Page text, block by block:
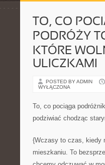
TO, CO
PODRÓŻY
KTÓRE
ULICZKAMI
POSTED BY ADMIN
WYŁĄCZONA
To, co pociąga
podziwiać chodząc
{Wczasy to czas, kiedy
mieszkaniu. To